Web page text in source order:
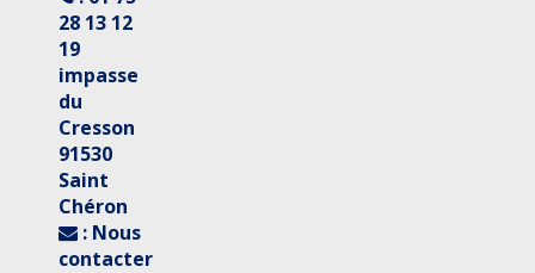
28 13 12
19
impasse
du
Cresson
91530
Saint
Chéron
: Nous
contacter